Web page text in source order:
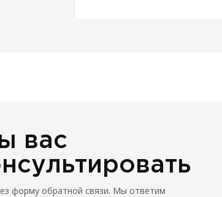
вас
форму обратной связи. Мы ответим